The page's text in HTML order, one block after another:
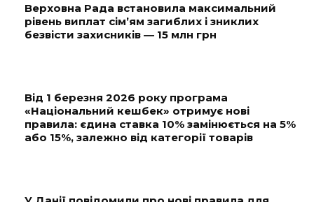
Верховна Рада встановила максимальний
рівень виплат сім’ям загиблих і зниклих
безвісти захисників — 15 млн грн
Від 1 березня 2026 року програма
«Національний кешбек» отримує нові
правила: єдина ставка 10% замінюється на 5%
або 15%, залежно від категорії товарів